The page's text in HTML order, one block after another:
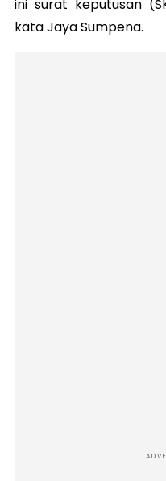
ini surat keputusan
kata Jaya Sumpena.